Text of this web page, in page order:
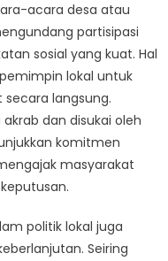
acara desa atau
partisipasi
sosial yang kuat. Hal
lokal untuk
langsung.
dan disukai oleh
komitmen
masyarakat
politik lokal juga
Seiring